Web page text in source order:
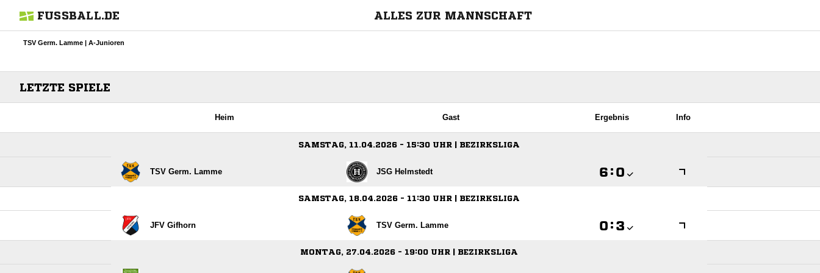
FUSSBALL.DE ALLES ZUR MANNSCHAFT
TSV Germ. Lamme | A-Junioren
LETZTE SPIELE
Heim Gast Ergebnis Info
SAMSTAG, 11.04.2026 - 15:30 UHR | BEZIRKSLIGA
TSV Germ. Lamme JSG Helmstedt  : 
SAMSTAG, 18.04.2026 - 11:30 UHR | BEZIRKSLIGA
JFV Gifhorn TSV Germ. Lamme  : 
MONTAG, 27.04.2026 - 19:00 UHR | BEZIRKSLIGA